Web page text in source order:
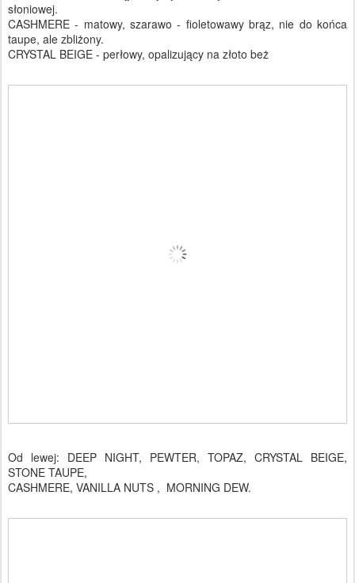
słoniowej.
CASHMERE - matowy, szarawo - fioletowawy brąz, nie do końca
taupe, ale zbliżony.
CRYSTAL BEIGE - perłowy, opalizujący na złoto beż
Od lewej: DEEP NIGHT, PEWTER, TOPAZ, CRYSTAL BEIGE,
STONE TAUPE,
CASHMERE, VANILLA NUTS , MORNING DEW.